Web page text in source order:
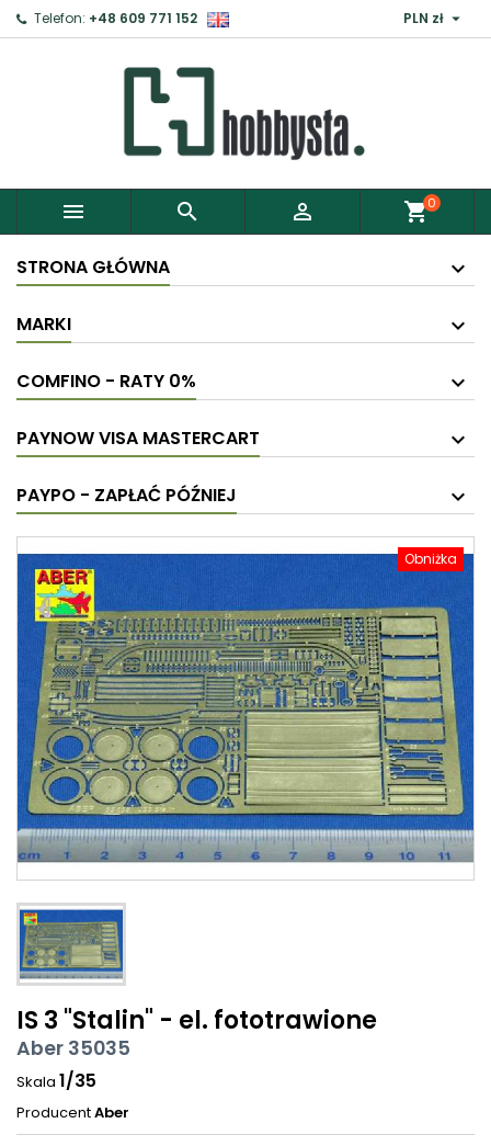
Telefon: +48 609 771 152 PLN zł 
   shopping_cart0
STRONA GŁÓWNA
MARKI
COMFINO - RATY 0%
PAYNOW VISA MASTERCART
PAYPO - ZAPŁAĆ PÓŹNIEJ
Obniżka
IS 3 "Stalin" - el. fototrawione
Aber 35035
Skala 1/35
ProducentAber